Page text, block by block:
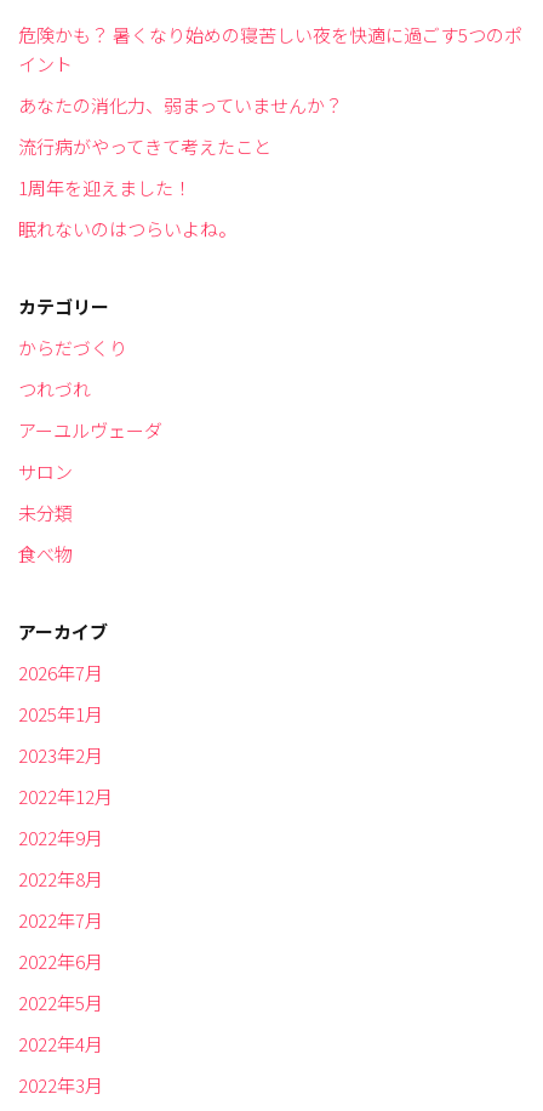
危険かも？ 暑くなり始めの寝苦しい夜を快適に過ごす5つのポ
イント
あなたの消化力、弱まっていませんか？
流行病がやってきて考えたこと
1周年を迎えました！
眠れないのはつらいよね。
カテゴリー
からだづくり
つれづれ
アーユルヴェーダ
サロン
未分類
食べ物
アーカイブ
2026年7月
2025年1月
2023年2月
2022年12月
2022年9月
2022年8月
2022年7月
2022年6月
2022年5月
2022年4月
2022年3月